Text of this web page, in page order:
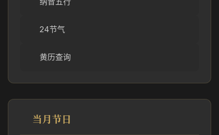
24节气
黄历查询
当月节日